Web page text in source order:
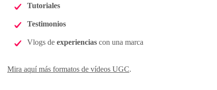
Tutoriales
Testimonios
Vlogs de experiencias con una marca
Mira aquí más formatos de vídeos UGC.